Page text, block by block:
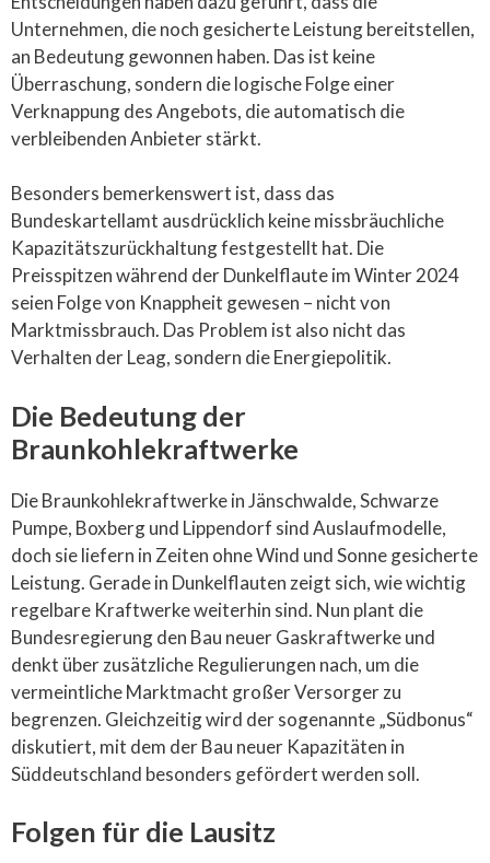
Unternehmen, die noch gesicherte Leistung bereitstellen,
an Bedeutung gewonnen haben. Das ist keine
Überraschung, sondern die logische Folge einer
Verknappung des Angebots, die automatisch die
verbleibenden Anbieter stärkt.
Besonders bemerkenswert ist, dass das
Bundeskartellamt ausdrücklich keine missbräuchliche
Kapazitätszurückhaltung festgestellt hat. Die
Preisspitzen während der Dunkelflaute im Winter 2024
seien Folge von Knappheit gewesen – nicht von
Marktmissbrauch. Das Problem ist also nicht das
Verhalten der Leag, sondern die Energiepolitik.
Die Bedeutung der
Braunkohlekraftwerke
Die Braunkohlekraftwerke in Jänschwalde, Schwarze
Pumpe, Boxberg und Lippendorf sind Auslaufmodelle,
doch sie liefern in Zeiten ohne Wind und Sonne gesicherte
Leistung. Gerade in Dunkelflauten zeigt sich, wie wichtig
regelbare Kraftwerke weiterhin sind. Nun plant die
Bundesregierung den Bau neuer Gaskraftwerke und
denkt über zusätzliche Regulierungen nach, um die
vermeintliche Marktmacht großer Versorger zu
begrenzen. Gleichzeitig wird der sogenannte „Südbonus“
diskutiert, mit dem der Bau neuer Kapazitäten in
Süddeutschland besonders gefördert werden soll.
Folgen für die Lausitz